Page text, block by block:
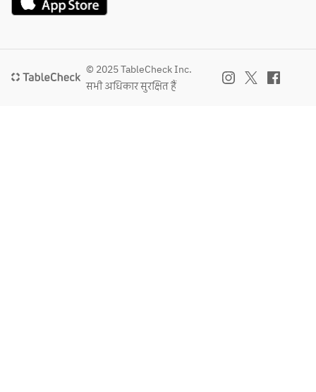
© 2025 TableCheck Inc.
सभी अधिकार सुरक्षित हैं